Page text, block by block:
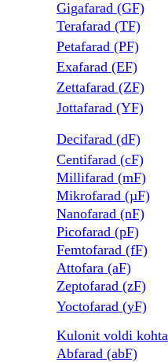
Gigafarad (GF)
Terafarad (TF)
Petafarad (PF)
Exafarad (EF)
Zettafarad (ZF)
Jottafarad (YF)
Decifarad (dF)
Centifarad (cF)
Millifarad (mF)
Mikrofarad (µF)
Nanofarad (nF)
Picofarad (pF)
Femtofarad (fF)
Attofara (aF)
Zeptofarad (zF)
Yoctofarad (yF)
Kulonit voldi kohta
Abfarad (abF)